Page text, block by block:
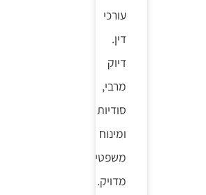
עורכי
דין.
דיוק
מרבי,
סודיות
ומינוח
משפטי
מדויק.